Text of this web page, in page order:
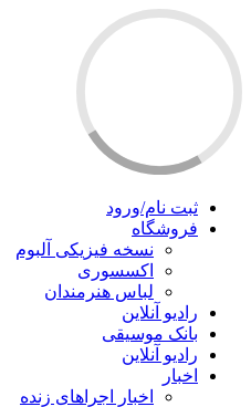
ثبت نام/ورود
فروشگاه
نسخه فیزیکی آلبوم
اکسسوری
لباس هنرمندان
رادیو آنلاین
بانک موسیقی
رادیو آنلاین
اخبار
اخبار اجراهای زنده